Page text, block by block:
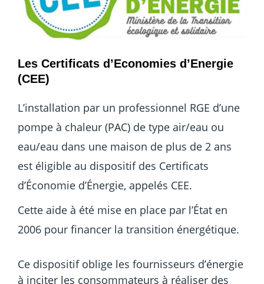
Les Certificats d’Economies d’Energie
(CEE)
L’installation par un professionnel RGE d’une
pompe à chaleur (PAC) de type air/eau ou
eau/eau dans une maison de plus de 2 ans
est éligible au dispositif des Certificats
d’Économie d’Énergie, appelés CEE.
Cette aide à été mise en place par l’État en
2006 pour financer la transition énergétique.
Ce dispositif oblige les fournisseurs d’énergie
à inciter les consommateurs à réaliser des